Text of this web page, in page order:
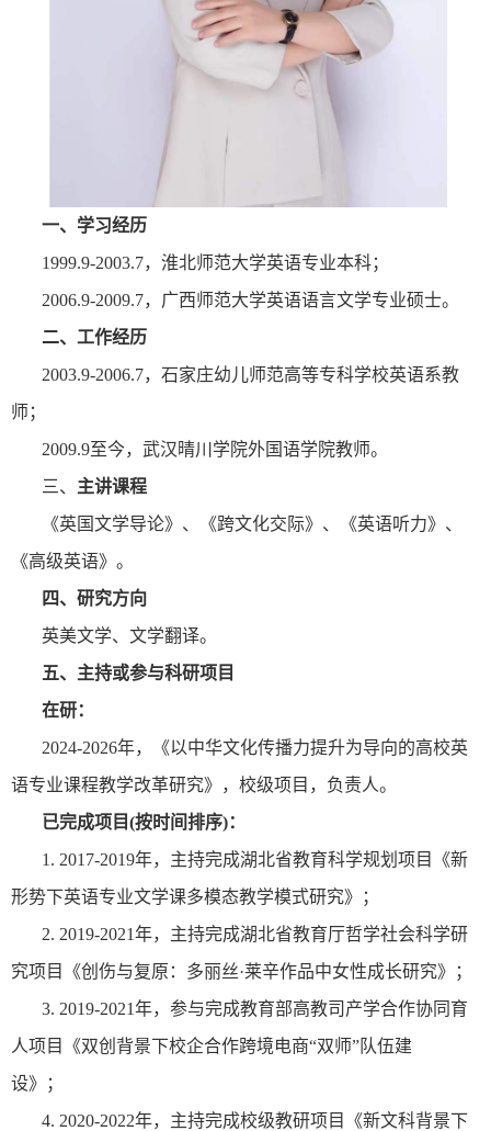
一、学习经历
1999.9-2003.7，淮北师范大学英语专业本科；
2006.9-2009.7，广西师范大学英语语言文学专业硕士。
二、工作经历
2003.9-2006.7，石家庄幼儿师范高等专科学校英语系教
师；
2009.9至今，武汉晴川学院外国语学院教师。
三、 主讲课程
《英国文学导论》、《跨文化交际》、《英语听力》、
《高级英语》。
四、研究方向
英美文学、文学翻译。
五、主持或参与科研项目
在研：
2024-2026年，《以中华文化传播力提升为导向的高校英
语专业课程教学改革研究》，校级项目，负责人。
已完成项目(按时间排序)：
1. 2017-2019年，主持完成湖北省教育科学规划项目《新
形势下英语专业文学课多模态教学模式研究》；
2. 2019-2021年，主持完成湖北省教育厅哲学社会科学研
究项目《创伤与复原：多丽丝·莱辛作品中女性成长研究》；
3. 2019-2021年，参与完成教育部高教司产学合作协同育
人项目《双创背景下校企合作跨境电商“双师”队伍建
设》；
4. 2020-2022年，主持完成校级教研项目《新文科背景下